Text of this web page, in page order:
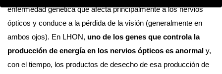
enfermedad genética que afecta principalmente a los nervios
ópticos y conduce a la pérdida de la visión (generalmente en
ambos ojos). En LHON, uno de los genes que controla la
producción de energía en los nervios ópticos es anormal y,
con el tiempo, los productos de desecho de esa producción de